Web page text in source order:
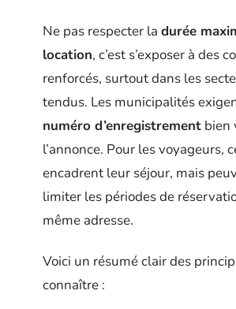
Ne pas respecter la durée
location, c’est s’exposer à des
renforcés, surtout dans les
tendus. Les municipalités
numéro d’enregistrement bien
l’annonce. Pour les voyageurs,
encadrent leur séjour, mais
limiter les périodes de
même adresse.
Voici un résumé clair des
connaître :